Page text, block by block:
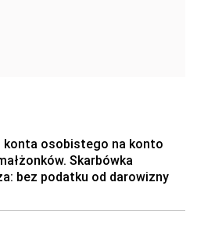
konta osobistego na konto
Skarbówka
bez podatku od darowizny